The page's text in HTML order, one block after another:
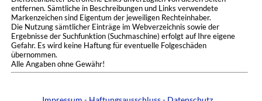
entfernen. Sämtliche in Beschreibungen und Links verwendete
Markenzeichen sind Eigentum der jeweiligen Rechteinhaber.
Die Nutzung sämtlicher Einträge im Webverzeichnis sowie der
Ergebnisse der Suchfunktion (Suchmaschine) erfolgt auf Ihre eigene
Gefahr. Es wird keine Haftung für eventuelle Folgeschäden
übernommen.
Alle Angaben ohne Gewähr!